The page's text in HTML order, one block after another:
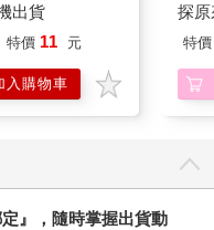
出貨
特價 11 元
入購物車
探
特價
』，隨時掌握出貨動